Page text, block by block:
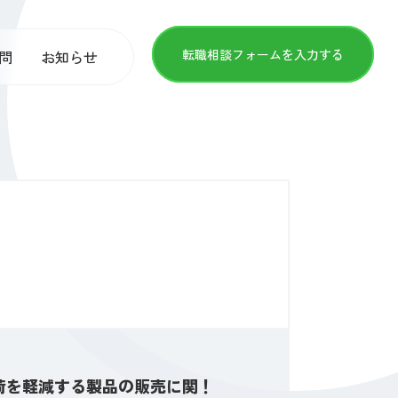
お知らせ 転職相談フォームを入力する
軽減する製品の販売に関！